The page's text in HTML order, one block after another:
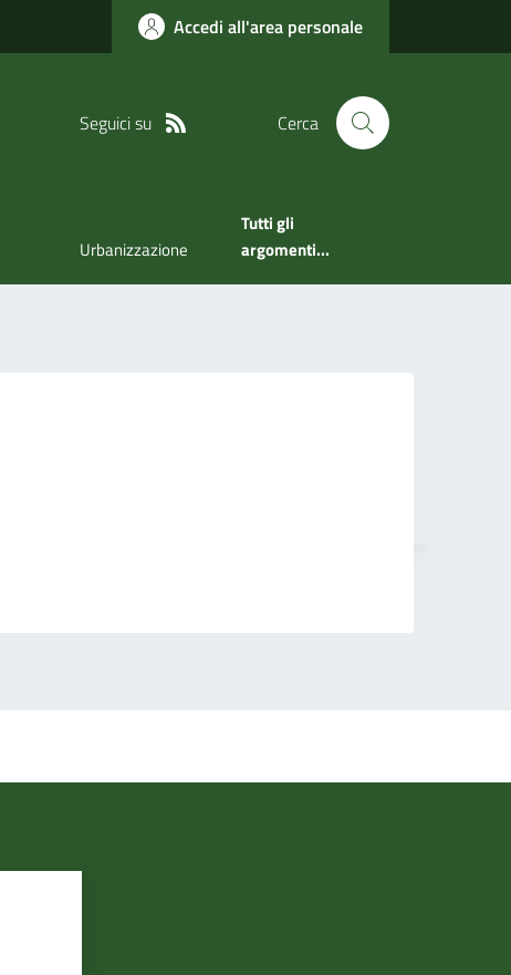
Accedi all'area personale
Seguici su Cerca
Urbanizzazione
Tutti gli
argomenti...